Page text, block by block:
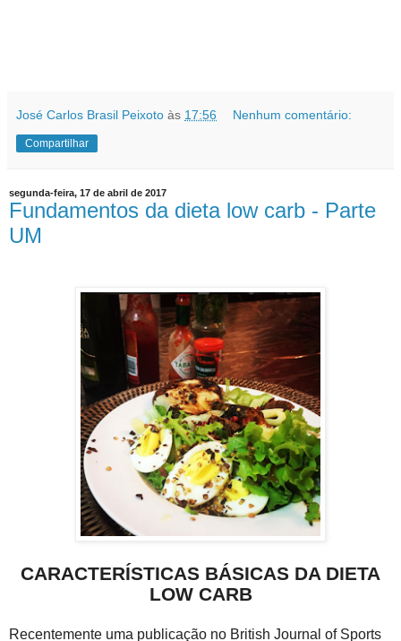
José Carlos Brasil Peixoto às 17:56 Nenhum comentário:
Compartilhar
segunda-feira, 17 de abril de 2017
Fundamentos da dieta low carb - Parte
UM
CARACTERÍSTICAS BÁSICAS DA DIETA
LOW CARB
Recentemente uma publicação no British Journal of Sports